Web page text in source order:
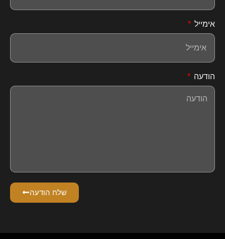
אימייל
הודעה
שלח הודעה